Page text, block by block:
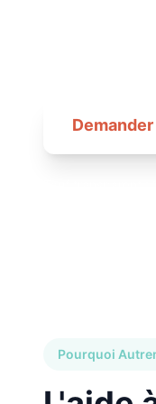
Pourquoi